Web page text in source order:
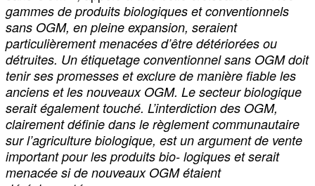
gammes de produits biologiques et conventionnels
sans OGM, en pleine expansion, seraient
particulièrement menacées d’être détériorées ou
détruites. Un étiquetage conventionnel sans OGM doit
tenir ses promesses et exclure de manière fiable les
anciens et les nouveaux OGM. Le secteur biologique
serait également touché. L’interdiction des OGM,
clairement définie dans le règlement communautaire
sur l’agriculture biologique, est un argument de vente
important pour les produits bio- logiques et serait
menacée si de nouveaux OGM étaient